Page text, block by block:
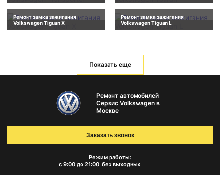
Ремонт замка зажигания
Volkswagen Tiguan X
Ремонт замка зажигания
Volkswagen Tiguan L
Показать еще
Ремонт автомобилей
Сервис Volkswagen в
Москве
Режим работы:
с 9:00 до 21:00 без выходных
Заказать звонок